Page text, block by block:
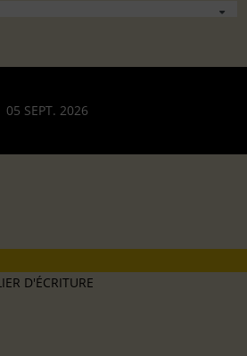
05 SEPT. 2026
D'ÉCRITURE